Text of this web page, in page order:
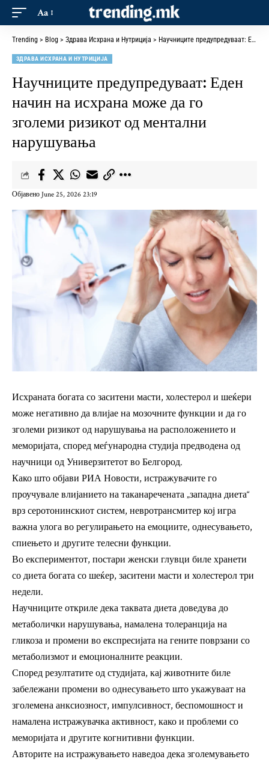
Aa
Trending > Blog > Здрава Исхрана и Нутриција > Научниците предупредуваат: Еден начин на исхрана може да го зголеми ризикот од ментални нарушувања
ЗДРАВА ИСХРАНА И НУТРИЦИЈА
Научниците предупредуваат: Еден
начин на исхрана може да го
зголеми ризикот од ментални
нарушувања
Објавено June 25, 2026 23:19
Исхраната богата со заситени масти, холестерол и шеќери
може негативно да влијае на мозочните функции и да го
зголеми ризикот од нарушувања на расположението и
меморијата, според меѓународна студија предводена од
научници од Универзитетот во Белгород.
Како што објави РИА Новости, истражувачите го
проучувале влијанието на таканаречената „западна диета“
врз серотонинскиот систем, невротрансмитер кој игра
важна улога во регулирањето на емоциите, однесувањето,
спиењето и другите телесни функции.
Во експериментот, постари женски глувци биле хранети
со диета богата со шеќер, заситени масти и холестерол три
недели.
Научниците откриле дека таквата диета доведува до
метаболички нарушувања, намалена толеранција на
гликоза и промени во експресијата на гените поврзани со
метаболизмот и емоционалните реакции.
Според резултатите од студијата, кај животните биле
забележани промени во однесувањето што укажуваат на
зголемена анксиозност, импулсивност, беспомошност и
намалена истражувачка активност, како и проблеми со
меморијата и другите когнитивни функции.
Авторите на истражувањето наведоа дека зголемувањето